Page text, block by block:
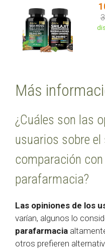
Más
¿Cuáles son las
usuarios sobre el
comparación
parafarmacia?
Las opiniones de los
varían, algunos lo
parafarmacia
otros prefieren